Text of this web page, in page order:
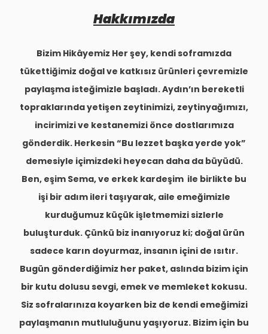
Hakkımızda
Bizim Hikâyemiz Her şey, kendi soframızda
tükettiğimiz doğal ve katkısız ürünleri çevremizle
paylaşma isteğimizle başladı. Aydın’ın bereketli
topraklarında yetişen zeytinimizi, zeytinyağımızı,
incirimizi ve kestanemizi önce dostlarımıza
gönderdik. Herkesin “Bu lezzet başka yerde yok”
demesiyle içimizdeki heyecan daha da büyüdü.
Ben, eşim Sema, ve erkek kardeşim ile birlikte bu
işi bir adım ileri taşıyarak, aile emeğimizle
kurduğumuz küçük işletmemizi sizlerle
buluşturduk. Çünkü biz inanıyoruz ki; doğal ürün
sadece karın doyurmaz, insanın içini de ısıtır.
Bugün gönderdiğimiz her paket, aslında bizim için
bir kutu dolusu sevgi, emek ve memleket kokusu.
Siz sofralarınıza koyarken biz de kendi emeğimizi
paylaşmanın mutluluğunu yaşıyoruz. Bizim için bu